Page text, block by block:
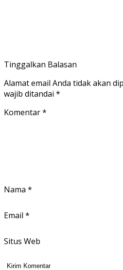
Tinggalkan Balasan
Alamat email Anda tidak akan
wajib ditandai *
Komentar*
Nama *
Email *
Situs Web